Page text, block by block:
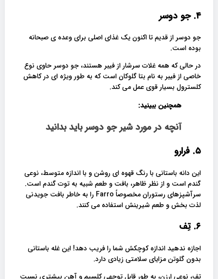
۴. جو دوسر
جو دوسر از قدیم تا اکنون یک غذای اصلی برای وعده ی صبحانه
بوده است.
در حالی که همه غلات سرشار از فیبر هستند، جو دوسر حاوی نوع
خاصی از فیبر به نام بتا گلوکان است که به طور ویژه ای در کاهش
کلسترول بسیار قوی عمل می کند.
همچنین ببینید:
آنچه در مورد شیر جو دوسر باید بدانید
۵. فرارو
این دانه باستانی با رنگ قهوه ای روشن و با اندازه متوسط، نوعی
گندم است و از نظر ظاهر، بافت و طعم شبیه به توت گندم است.
سرآشپزهای رستوران مخصوصاً Farro را به خاطر بافت جویدنی
لذت بخش و طعم شیرینش استفاده می کنند.
۶. تِف
اجازه ندهید اندازه کوچکش شما را فریب دهد! این غله باستانی
بدون گلوتن مزایای سلامتی زیادی دارد.
تف، نوعی ارزن، به طور قابل توجهی کلسیم و آهن بیشتری نسبت